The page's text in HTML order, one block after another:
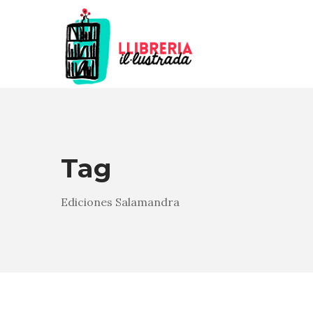
Tag
Ediciones Salamandra